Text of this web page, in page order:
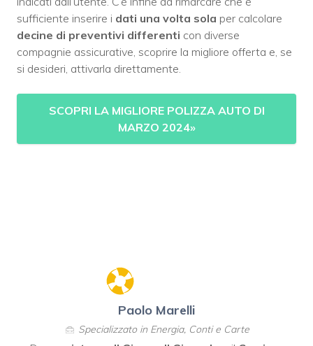
sufficiente inserire i dati una volta sola per calcolare
decine di preventivi differenti con diverse
compagnie assicurative, scoprire la migliore offerta e, se
si desideri, attivarla direttamente.
SCOPRI LA MIGLIORE POLIZZA AUTO DI
MARZO 2024»
Paolo Marelli
Specializzato in Energia, Conti e Carte